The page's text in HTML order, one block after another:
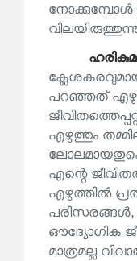
പറഞ്ഞത്
എഴുത്തും
എന്റെ
എഴുത്തിൽ
പരിസരങ്ങൾ,
ഔദ്യോഗിക
മാത്രമല്ല